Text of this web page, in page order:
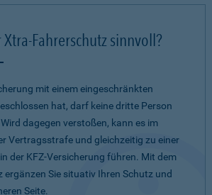
Fahrerschutz sinnvoll?
mit einem eingeschränkten
hat, darf keine dritte Person
dagegen verstoßen, kann es im
Vertragsstrafe und gleichzeitig zu einer
der KFZ-Versicherung führen. Mit dem
ergänzen Sie situativ Ihren Schutz und
Seite.